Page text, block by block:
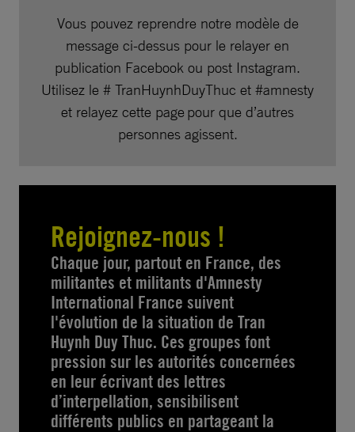
Vous pouvez reprendre notre modèle de
message ci-dessus pour le relayer en
publication Facebook ou post Instagram.
Utilisez le # TranHuynhDuyThuc et #amnesty
et relayez cette page pour que d’autres
personnes agissent.
Rejoignez-nous !
Chaque jour, partout en France, des
militantes et militants d'Amnesty
International France suivent
l'évolution de la situation de Tran
Huynh Duy Thuc. Ces groupes font
pression sur les autorités concernées
en leur écrivant des lettres
d’interpellation, sensibilisent
différents publics en partageant la